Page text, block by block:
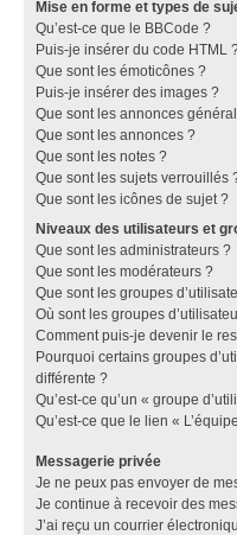
Mise en forme et types de
Qu’est-ce que le BBCode ?
Puis-je insérer du code HTML
Que sont les émoticônes ?
Puis-je insérer des images ?
Que sont les annonces
Que sont les annonces ?
Que sont les notes ?
Que sont les sujets verrouillés
Que sont les icônes de sujet ?
Niveaux des utilisateurs et
Que sont les administrateurs ?
Que sont les modérateurs ?
Que sont les groupes
Où sont les groupes
Comment puis-je devenir le
Pourquoi certains groupes
différente ?
Qu’est-ce qu’un « groupe
Qu’est-ce que le lien «
Messagerie privée
Je ne peux pas envoyer de
Je continue à recevoir des
J’ai reçu un courrier